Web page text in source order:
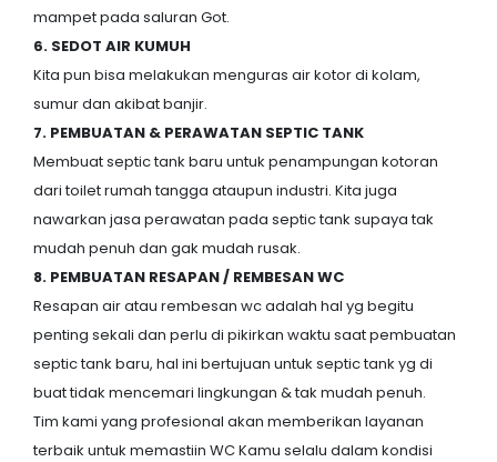
mampet pada saluran Got.
6. SEDOT AIR KUMUH
Kita pun bisa melakukan menguras air kotor di kolam,
sumur dan akibat banjir.
7. PEMBUATAN & PERAWATAN SEPTIC TANK
Membuat septic tank baru untuk penampungan kotoran
dari toilet rumah tangga ataupun industri. Kita juga
nawarkan jasa perawatan pada septic tank supaya tak
mudah penuh dan gak mudah rusak.
8. PEMBUATAN RESAPAN / REMBESAN WC
Resapan air atau rembesan wc adalah hal yg begitu
penting sekali dan perlu di pikirkan waktu saat pembuatan
septic tank baru, hal ini bertujuan untuk septic tank yg di
buat tidak mencemari lingkungan & tak mudah penuh.
Tim kami yang profesional akan memberikan layanan
terbaik untuk memastiin WC Kamu selalu dalam kondisi